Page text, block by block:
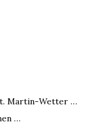
Martin-Wetter …
…